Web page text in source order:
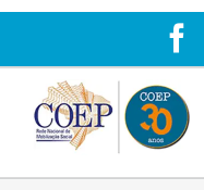
para
conteúdo